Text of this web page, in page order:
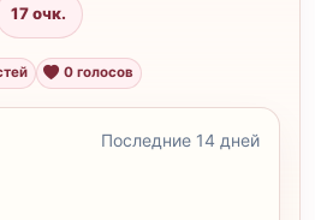
17 очк.
0 голосов
Последние 14 дней